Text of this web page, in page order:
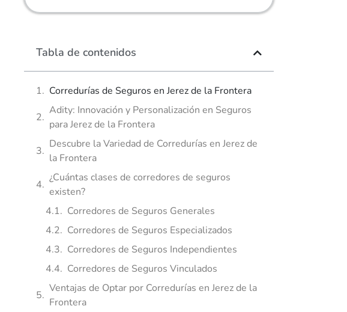
Tabla de contenidos
Corredurías de Seguros en Jerez de la Frontera
Adity: Innovación y Personalización en Seguros
para Jerez de la Frontera
Descubre la Variedad de Corredurías en Jerez de
la Frontera
¿Cuántas clases de corredores de seguros
existen?
Corredores de Seguros Generales
Corredores de Seguros Especializados
Corredores de Seguros Independientes
Corredores de Seguros Vinculados
Ventajas de Optar por Corredurías en Jerez de la
Frontera